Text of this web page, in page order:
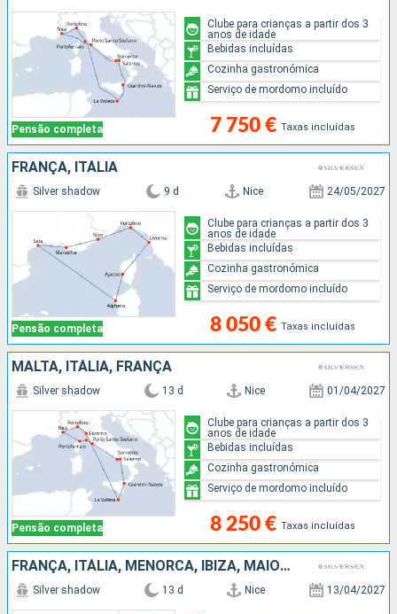
Pensão completa 7 750 € Taxas incluídas
Clube para crianças a partir dos 3
anos de idade
Bebidas incluídas
Cozinha gastronómica
Serviço de mordomo incluído
FRANÇA, ITÁLIA
Pensão completa
Silver shadow 9 d Nice 24/05/2027
8 050 € Taxas incluídas
Clube para crianças a partir dos 3
anos de idade
Bebidas incluídas
Cozinha gastronómica
Serviço de mordomo incluído
MALTA, ITÁLIA, FRANÇA
Pensão completa
Silver shadow 13 d Nice 01/04/2027
8 250 € Taxas incluídas
Clube para crianças a partir dos 3
anos de idade
Bebidas incluídas
Cozinha gastronómica
Serviço de mordomo incluído
FRANÇA, ITÁLIA, MENORCA, IBIZA, MAIORCA, ESPANHA
Silver shadow 13 d Nice 13/04/2027